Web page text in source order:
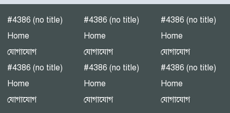
পটুয়াখালীতে গণঅধিকার
পরিষদের জনসভা
বিতর্ক: সুরক্ষার নীতি, নাকি
#4386 (no title)
Home
যোগাযোগ
#4386 (no title)
Home
যোগাযোগ
#4386 (no title)
Home
যোগাযোগ
#4386 (no title)
Home
যোগাযোগ
#4386 (no title)
Home
যোগাযোগ
#4386 (no title)
Home
যোগাযোগ